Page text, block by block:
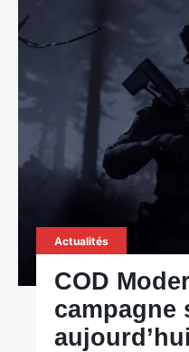
Actualités
COD